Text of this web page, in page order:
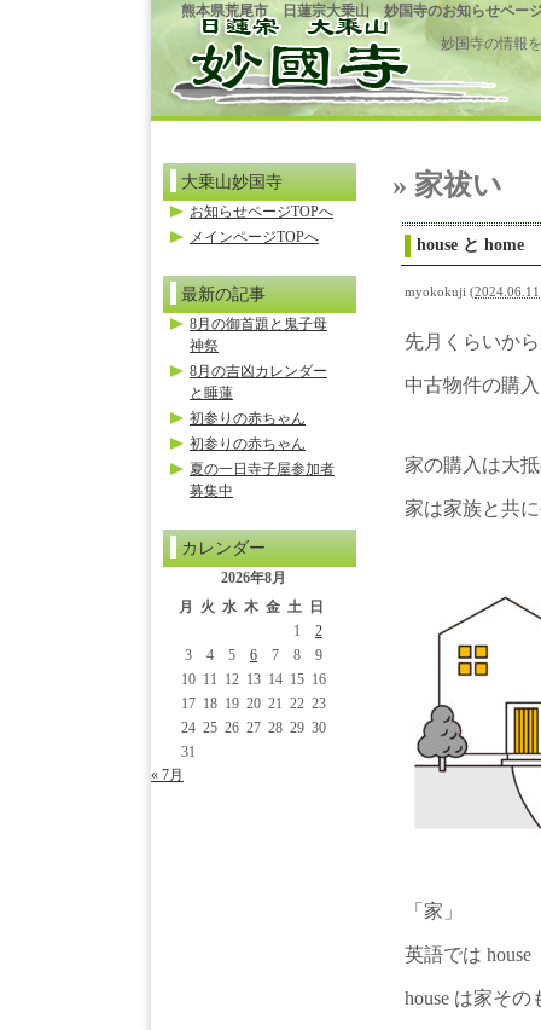
熊本県荒尾市 日蓮宗大乗山 妙国寺のお知らせペー
妙国寺の情報
» 家祓い
house と home
myokokuji (
先月くらいか
中古物件の購
家の購入は大
家は家族と共
「家」
英語では
house は家そ
大乗山妙国寺
お知らせページTOPへ
メインページTOPへ
最新の記事
8月の御首題と鬼子母
神祭
8月の吉凶カレンダー
と睡蓮
初参りの赤ちゃん
初参りの赤ちゃん
夏の一日寺子屋参加者
募集中
カレンダー
2026年8月
月
火 水 木 金 土
日
1
2
3
4 5 6 7 8
9
10 11 12 13 14 15 16
17 18 19 20 21 22 23
24 25 26 27 28 29 30
31
« 7月